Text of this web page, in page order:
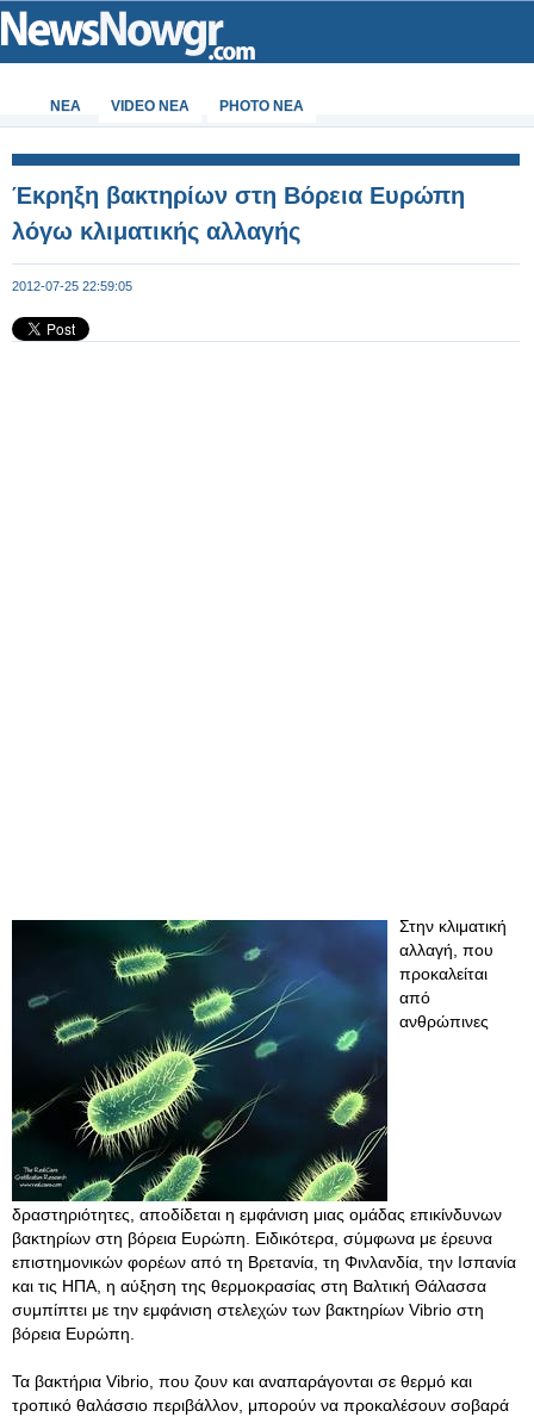
ΝΕΑ VIDEO NEA PHOTO NEA
Έκρηξη βακτηρίων στη Βόρεια Ευρώπη
λόγω κλιματικής αλλαγής
2012-07-25 22:59:05
Στην κλιματική
αλλαγή, που
προκαλείται
από
ανθρώπινες
δραστηριότητες, αποδίδεται η εμφάνιση μιας ομάδας επικίνδυνων
βακτηρίων στη βόρεια Ευρώπη. Ειδικότερα, σύμφωνα με έρευνα
επιστημονικών φορέων από τη Βρετανία, τη Φινλανδία, την Ισπανία
και τις ΗΠΑ, η αύξηση της θερμοκρασίας στη Βαλτική Θάλασσα
συμπίπτει με την εμφάνιση στελεχών των βακτηρίων Vibrio στη
βόρεια Ευρώπη.
Τα βακτήρια Vibrio, που ζουν και αναπαράγονται σε θερμό και
τροπικό θαλάσσιο περιβάλλον, μπορούν να προκαλέσουν σοβαρά